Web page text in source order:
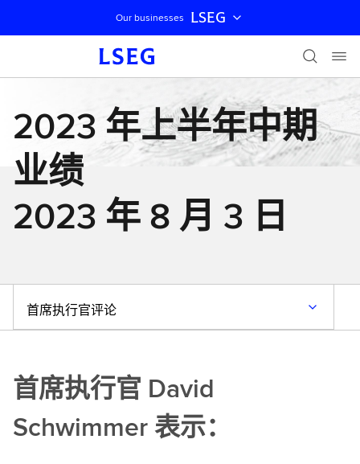
跳过导航
Our businesses LSEG
2023 年上半年中期
业绩
2023 年 8 月 3 日
首席执行官评论
首席执行官 David
Schwimmer 表示：